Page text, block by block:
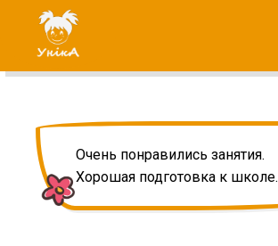
content
"УнікА"
підготовка до
школи вашої
дитини
Очень понравились занятия.
Хорошая подготовка к школе.